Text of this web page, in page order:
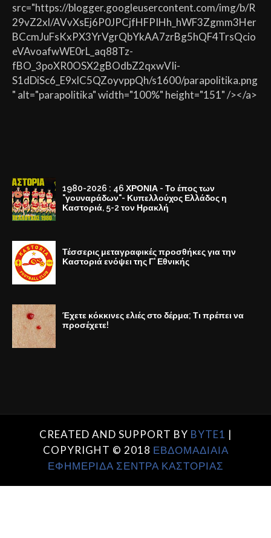
src="https://blogger.googleusercontent.com/img/b/R
29vZ2xl/AVvXsEj6P0JPCjfHFPIHh_hWF3Zgmm3Her
BCcmJuFsKxPX3YrVgrQbYkAA7zrBg5hQF4TrsQcio
eVAvoafwWE0rL_aq88Tz-
fBO_3poXR0OSX2gBOdbZ2qxwVIi-
S1dDiSc6_E9xlC5QZoyvppQh/s1600/parapolitika.png
" alt="parapolitika" width="100%" height="151" /></a>
1980-2026 : 46 ΧΡΟΝΙΑ - Το έπος των
"γουναράδων"- Κυπελλούχος Ελλάδος η
Καστοριά, 5-2 τον Ηρακλή
Τέσσερις μεταγραφικές προσθήκες για την
Καστοριά ενόψει της Γ' Εθνικής
Έχετε κόκκινες ελιές στο δέρμα; Τι πρέπει να
προσέχετε!
CREATED AND SUPPORT BY BYTE1 |
COPYRIGHT © 2018 ΕΒΔΟΜΑΔΙΑΙΑ
ΕΦΗΜΕΡΙΔΑ ΣΕΝΤΡΑ ΚΑΣΤΟΡΙΑΣ